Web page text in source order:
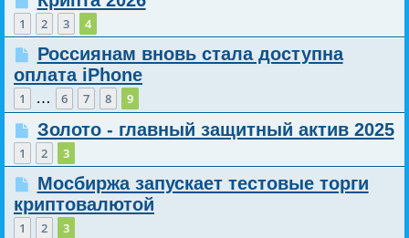
1 2 3 4
Россиянам вновь стала доступна
оплата iPhone
1 … 6 7 8 9
Золото - главный защитный актив 2025
1 2 3
Мосбиржа запускает тестовые торги
криптовалютой
1 2 3